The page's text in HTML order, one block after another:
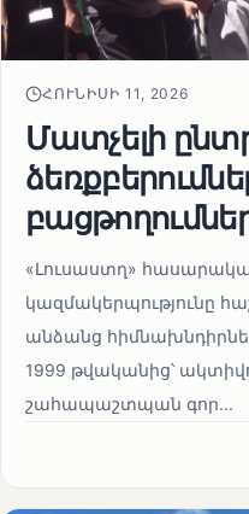
ՀՈՒՆԻՍԻ 11, 2026
Մատչելի
«Լուսաստղ»
կազմակերպությունը
անձանց
1999 թվականից՝
շահապաշտպան գոր...